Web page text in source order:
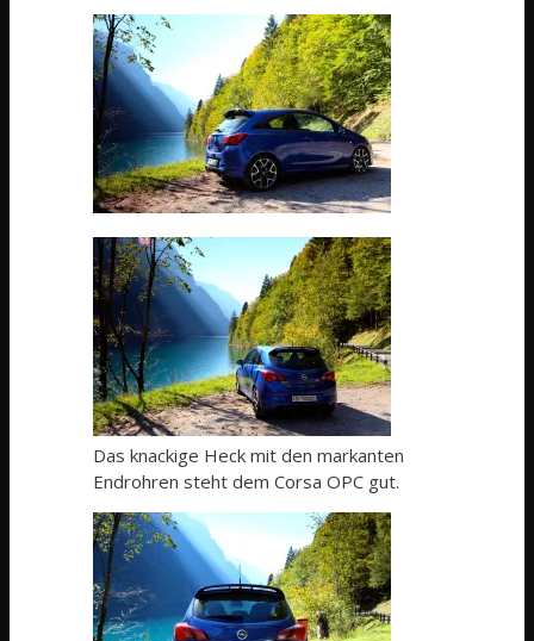
Das knackige Heck mit den markanten
Endrohren steht dem Corsa OPC gut.